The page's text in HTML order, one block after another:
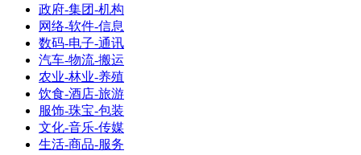
政府-集团-机构
网络-软件-信息
数码-电子-通讯
汽车-物流-搬运
农业-林业-养殖
饮食-酒店-旅游
服饰-珠宝-包装
文化-音乐-传媒
生活-商品-服务